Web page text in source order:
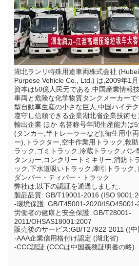
湖北ランリ特殊用途車両株式会社
Purpose Vehicle Co., Ltd.) は,2009年1
資本は50億人民元である.中国産業情報
車両と危険な化学物質タンクメーカー
型自動車生産の小さな巨人,中国ハイテ
遵守し信頼できる企業湖北省企業技術
輸出企業 ほか 名誉称号年間生産能力は
(タンカー,半トレーラーなど),衛生用車
ー),トラクター,空中作業用トラック,救
ラック,ゴミトラック,冷蔵トラック,バン
タンカー,コンクリートミキサー,消防ト
ック,下水道吸いトラック,牽引トラック,
ダンパー・ティパー・トラック
弊社は,以下の認証を通過しました.
製品品質: GB/T19001-2016 (ISO
-環境保護: GB/T45001-2020/ISO45001-
労働者の健康と安全保護: GB/T28001-
2011/OHSAS18001:2007
販売後のサービス:GB/T27922-2011 ((
-AAA企業信用格付け認定 (湖北省)
-CCC認証 (CCCは中国義務証明書の略)